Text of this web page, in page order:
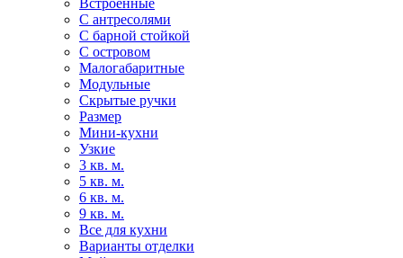
Встроенные
С антресолями
С барной стойкой
С островом
Малогабаритные
Модульные
Скрытые ручки
Размер
Мини-кухни
Узкие
3 кв. м.
5 кв. м.
6 кв. м.
9 кв. м.
Все для кухни
Варианты отделки